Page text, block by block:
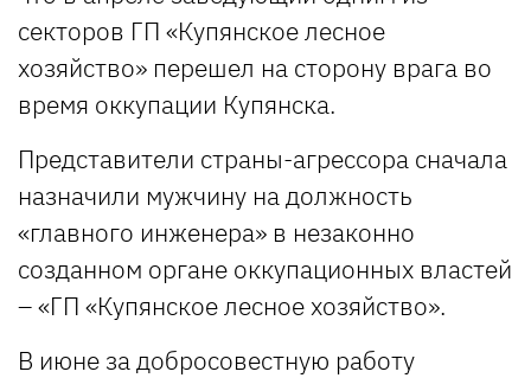
секторов ГП «Купянское лесное
хозяйство» перешел на сторону врага во
время оккупации Купянска.
Представители страны-агрессора сначала
назначили мужчину на должность
«главного инженера» в незаконно
созданном органе оккупационных властей
– «ГП «Купянское лесное хозяйство».
В июне за добросовестную работу